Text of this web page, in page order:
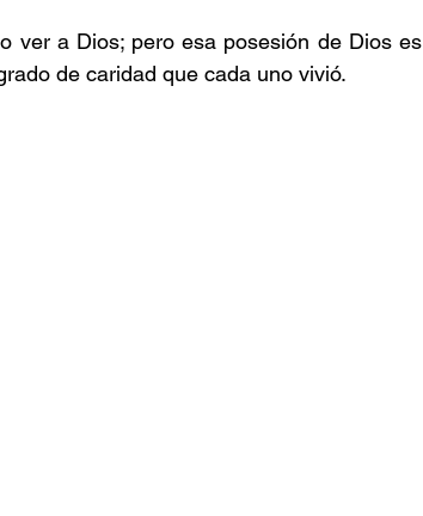
ver a Dios; pero esa posesión de Dios es
de caridad que cada uno vivió.